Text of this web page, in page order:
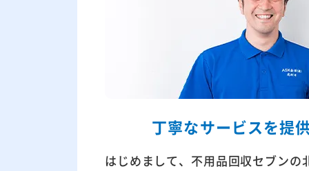
丁寧なサービスを提
はじめまして、不用品回収セブンの